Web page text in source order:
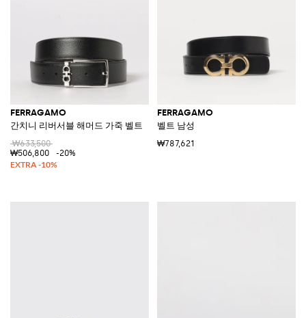
FERRAGAMO
간치니 리버서블 해머드 가죽 벨트
₩633,500
₩506,800
-20%
FERRAGAMO
벨트 남성
₩787,621